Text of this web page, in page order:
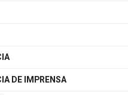
DE IMPRENSA